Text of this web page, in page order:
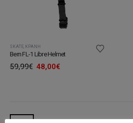
SKATE ΚΡΆΝΗ
Bern FL-1 Libre Helmet
59,99€ Original
48,00€Η